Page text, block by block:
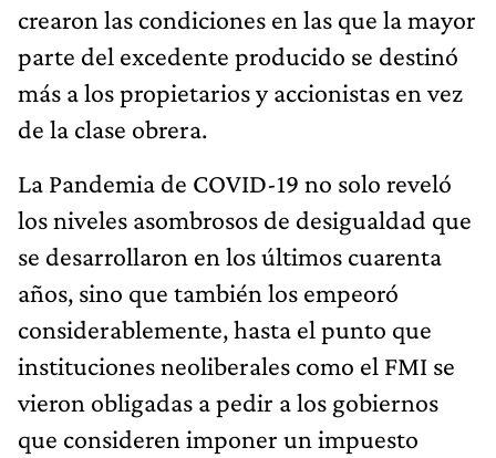
crearon las condiciones en las que la mayor
parte del excedente producido se destinó
más a los propietarios y accionistas en vez
de la clase obrera.
La Pandemia de COVID-19 no solo reveló
los niveles asombrosos de desigualdad que
se desarrollaron en los últimos cuarenta
años, sino que también los empeoró
considerablemente, hasta el punto que
instituciones neoliberales como el FMI se
vieron obligadas a pedir a los gobiernos
que consideren imponer un impuesto